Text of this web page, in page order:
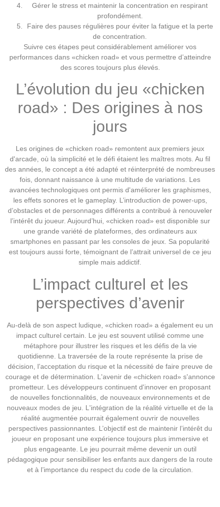
Gérer le stress et maintenir la concentration en respirant
profondément.
Faire des pauses régulières pour éviter la fatigue et la perte
de concentration.
Suivre ces étapes peut considérablement améliorer vos
performances dans «chicken road» et vous permettre d’atteindre
des scores toujours plus élevés.
L’évolution du jeu «chicken
road» : Des origines à nos
jours
Les origines de «chicken road» remontent aux premiers jeux
d'arcade, où la simplicité et le défi étaient les maîtres mots. Au fil
des années, le concept a été adapté et réinterprété de nombreuses
fois, donnant naissance à une multitude de variations. Les
avancées technologiques ont permis d'améliorer les graphismes,
les effets sonores et le gameplay. L’introduction de power-ups,
d’obstacles et de personnages différents a contribué à renouveler
l’intérêt du joueur. Aujourd’hui, «chicken road» est disponible sur
une grande variété de plateformes, des ordinateurs aux
smartphones en passant par les consoles de jeux. Sa popularité
est toujours aussi forte, témoignant de l’attrait universel de ce jeu
simple mais addictif.
L’impact culturel et les
perspectives d’avenir
Au-delà de son aspect ludique, «chicken road» a également eu un
impact culturel certain. Le jeu est souvent utilisé comme une
métaphore pour illustrer les risques et les défis de la vie
quotidienne. La traversée de la route représente la prise de
décision, l’acceptation du risque et la nécessité de faire preuve de
courage et de détermination. L'avenir de «chicken road» s'annonce
prometteur. Les développeurs continuent d'innover en proposant
de nouvelles fonctionnalités, de nouveaux environnements et de
nouveaux modes de jeu. L'intégration de la réalité virtuelle et de la
réalité augmentée pourrait également ouvrir de nouvelles
perspectives passionnantes. L’objectif est de maintenir l’intérêt du
joueur en proposant une expérience toujours plus immersive et
plus engageante. Le jeu pourrait même devenir un outil
pédagogique pour sensibiliser les enfants aux dangers de la route
et à l’importance du respect du code de la circulation.